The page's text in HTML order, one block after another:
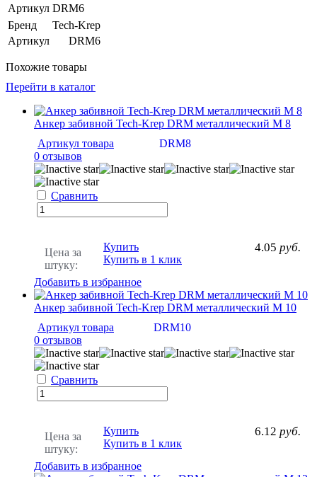
Артикул DRM6
Бренд
Tech-Krep
Артикул
DRM6
Похожие товары
Перейти в каталог
Анкер забивной Tech-Krep DRM металлический М 8
Артикул товара
DRM8
0 отзывов
Сравнить
Цена за
штуку:
4.05 руб.
Купить
Купить в 1 клик
Добавить в избранное
Анкер забивной Tech-Krep DRM металлический М 10
Артикул товара
DRM10
0 отзывов
Сравнить
Цена за
штуку:
6.12 руб.
Купить
Купить в 1 клик
Добавить в избранное